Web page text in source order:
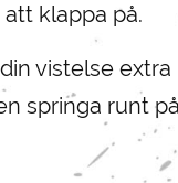
klappa på.
vistelse
springa runt